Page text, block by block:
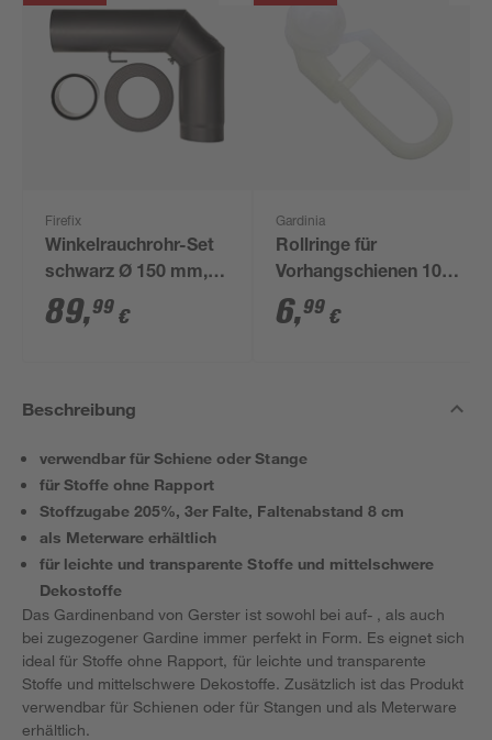
Firefix
Winkelrauchrohr-Set
schwarz Ø 150 mm,
3-teilig
89,99 €
Gardinia
Rollringe für
Vorhangschienen 100
Stück
6,99 €
Beschreibung
verwendbar für Schiene oder Stange
für Stoffe ohne Rapport
Stoffzugabe 205%, 3er Falte, Faltenabstand 8 cm
als Meterware erhältlich
für leichte und transparente Stoffe und mittelschwere
Dekostoffe
Das Gardinenband von Gerster ist sowohl bei auf- , als auch
bei zugezogener Gardine immer perfekt in Form. Es eignet sich
ideal für Stoffe ohne Rapport, für leichte und transparente
Stoffe und mittelschwere Dekostoffe. Zusätzlich ist das Produkt
verwendbar für Schienen oder für Stangen und als Meterware
erhältlich.